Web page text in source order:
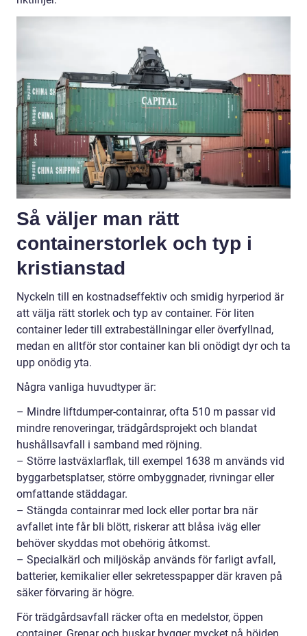
Så väljer man rätt
containerstorlek och typ i
kristianstad
Nyckeln till en kostnadseffektiv och smidig hyrperiod är
att välja rätt storlek och typ av container. För liten
container leder till extrabeställningar eller överfyllnad,
medan en alltför stor container kan bli onödigt dyr och ta
upp onödig yta.
Några vanliga huvudtyper är:
– Mindre liftdumper-containrar, ofta 510 m passar vid
mindre renoveringar, trädgårdsprojekt och blandat
hushållsavfall i samband med röjning.
– Större lastväxlarflak, till exempel 1638 m används vid
byggarbetsplatser, större ombyggnader, rivningar eller
omfattande städdagar.
– Stängda containrar med lock eller portar bra när
avfallet inte får bli blött, riskerar att blåsa iväg eller
behöver skyddas mot obehörig åtkomst.
– Specialkärl och miljöskåp används för farligt avfall,
batterier, kemikalier eller sekretesspapper där kraven på
säker förvaring är högre.
För trädgårdsavfall räcker ofta en medelstor, öppen